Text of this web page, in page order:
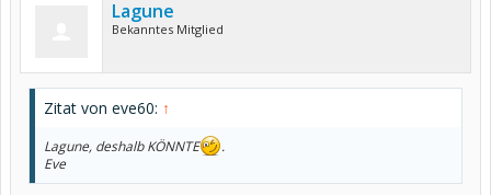
Lagune
Bekanntes Mitglied
Zitat von eve60: ↑
Lagune, deshalb KÖNNTE
.
Eve